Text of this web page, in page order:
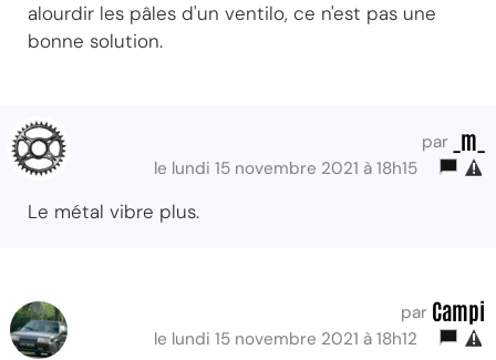
alourdir les pâles d'un ventilo, ce n'est pas une
bonne solution.
par _m_
le lundi 15 novembre 2021 à 18h15
Le métal vibre plus.
par Campi
le lundi 15 novembre 2021 à 18h12